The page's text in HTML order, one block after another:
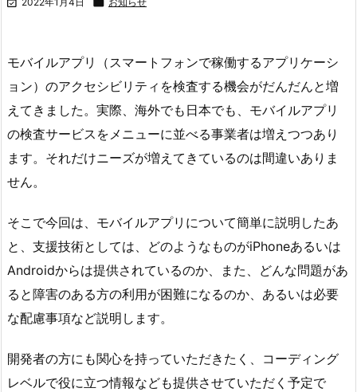
モバイルアプリ（スマートフォンで稼働するアプリケーシ
ョン）のアクセシビリティを検査する機会がだんだんと増
えてきました。実際、海外でも日本でも、モバイルアプリ
の検査サービスをメニューに並べる事業者は増えつつあり
ます。それだけニーズが増えてきているのは間違いありま
せん。
そこで今回は、モバイルアプリについて簡単に説明したあ
と、支援技術としては、どのようなものがiPhoneあるいは
Androidからは提供されているのか、また、どんな問題があ
ると障害のある方の利用が困難になるのか、あるいは必要
な配慮事項など説明します。
開発者の方にも関心を持っていただきたく、コーディング
レベルで役に立つ情報なども提供させていただく予定で